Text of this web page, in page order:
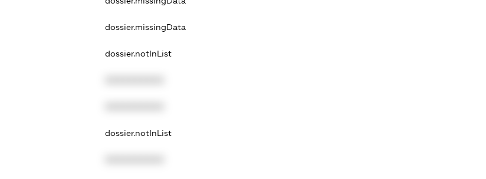
dossier.missingData
dossier.notInList
dossier.notInList